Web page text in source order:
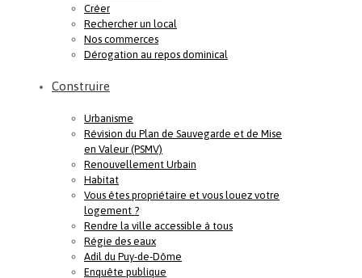
Créer
Rechercher un local
Nos commerces
Dérogation au repos dominical
Construire
Urbanisme
Révision du Plan de Sauvegarde et de Mise
en Valeur (PSMV)
Renouvellement Urbain
Habitat
Vous êtes propriétaire et vous louez votre
logement ?
Rendre la ville accessible à tous
Régie des eaux
Adil du Puy-de-Dôme
Enquête publique